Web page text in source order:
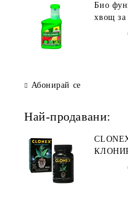
Био
хвощ за
Абонирай се
Най-продавани: